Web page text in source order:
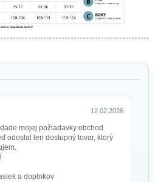
hippies, oranžové
12.02.2026
mojej požiadavky obchod
odoslal len dostupný tovar, ktorý
a doplnkov